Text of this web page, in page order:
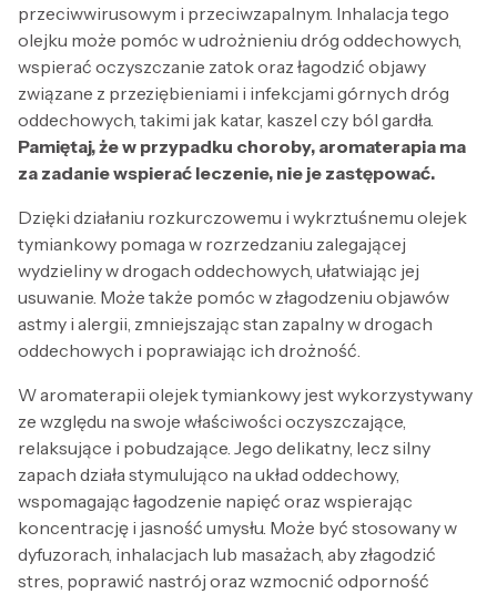
przeciwwirusowym i przeciwzapalnym. Inhalacja tego
olejku może pomóc w udrożnieniu dróg oddechowych,
wspierać oczyszczanie zatok oraz łagodzić objawy
związane z przeziębieniami i infekcjami górnych dróg
oddechowych, takimi jak katar, kaszel czy ból gardła.
Pamiętaj, że w przypadku choroby, aromaterapia ma
za zadanie wspierać leczenie, nie je zastępować.
Dzięki działaniu rozkurczowemu i wykrztuśnemu olejek
tymiankowy pomaga w rozrzedzaniu zalegającej
wydzieliny w drogach oddechowych, ułatwiając jej
usuwanie. Może także pomóc w złagodzeniu objawów
astmy i alergii, zmniejszając stan zapalny w drogach
oddechowych i poprawiając ich drożność.
W aromaterapii olejek tymiankowy jest wykorzystywany
ze względu na swoje właściwości oczyszczające,
relaksujące i pobudzające. Jego delikatny, lecz silny
zapach działa stymulująco na układ oddechowy,
wspomagając łagodzenie napięć oraz wspierając
koncentrację i jasność umysłu. Może być stosowany w
dyfuzorach, inhalacjach lub masażach, aby złagodzić
stres, poprawić nastrój oraz wzmocnić odporność